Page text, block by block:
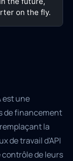
on the fly.
est une
de financement
la
de travail d'API
de leurs